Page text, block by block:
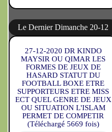
Le Dernier Dimanche 20-12
27-12-2020 DR KINDO
MAYSIR OU QIMAR LES
FORMES DE JEUX DE
HASARD STATUT DU
FOOTBALL BOXE ETRE
SUPPORTEURS ETRE MISS
ECT QUEL GENRE DE JEUX
OU SITUATION L'ISLAM
PERMET DE COMPETIR
(Téléchargé 5669 fois)